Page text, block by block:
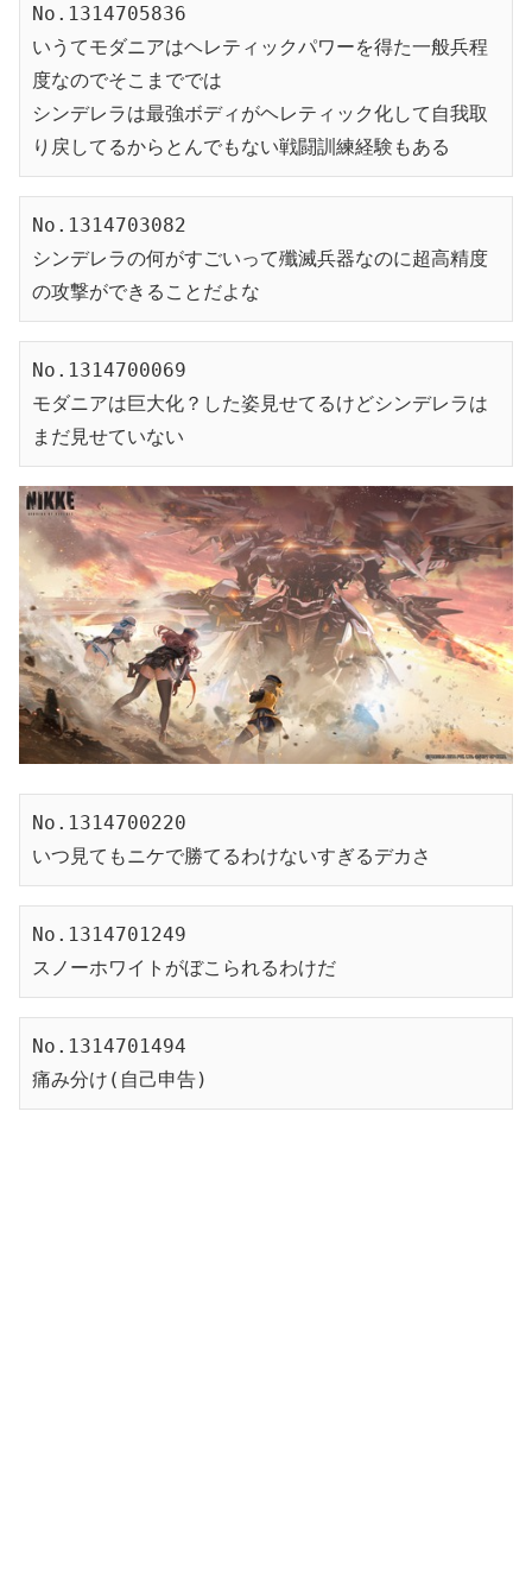
No.1314705836
いうてモダニアはヘレティックパワーを得た一般兵程
度なのでそこまででは
シンデレラは最強ボディがヘレティック化して自我取
り戻してるからとんでもない戦闘訓練経験もある
No.1314703082
シンデレラの何がすごいって殲滅兵器なのに超高精度
の攻撃ができることだよな
No.1314700069
モダニアは巨大化？した姿見せてるけどシンデレラは
まだ見せていない
No.1314700220
いつ見てもニケで勝てるわけないすぎるデカさ
No.1314701249
スノーホワイトがぼこられるわけだ
No.1314701494
痛み分け(自己申告)